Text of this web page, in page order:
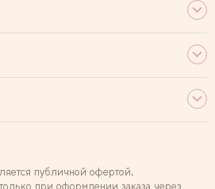
публичной офертой.
при оформлении заказа через